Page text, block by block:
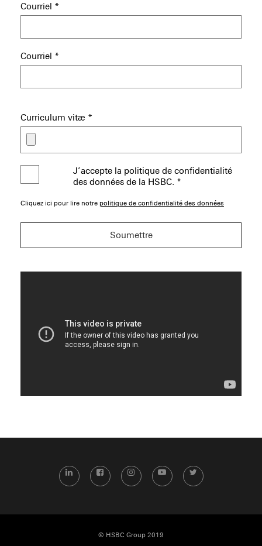
Courriel *
Courriel *
Curriculum vitæ *
J’accepte la politique de confidentialité
des données de la HSBC. *
Cliquez ici pour lire notre politique de confidentialité des données
Soumettre
LinkedIn FacebookInstagramYouTube Twitter
© HSBC Group 2019